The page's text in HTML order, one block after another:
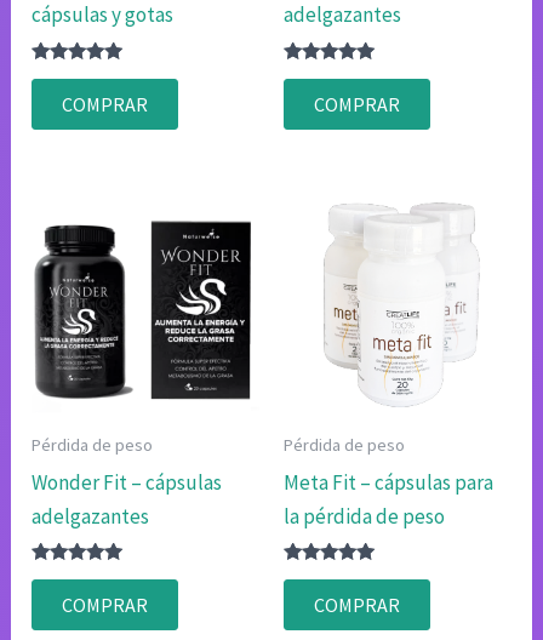
cápsulas y gotas
Valorado
4.75
de 5
COMPRAR
adelgazantes
Valorado
4.83
de 5
COMPRAR
Pérdida de peso
Wonder Fit – cápsulas
adelgazantes
Valorado
4.80
de 5
COMPRAR
Pérdida de peso
Meta Fit – cápsulas para
la pérdida de peso
Valorado
4.83
de 5
COMPRAR